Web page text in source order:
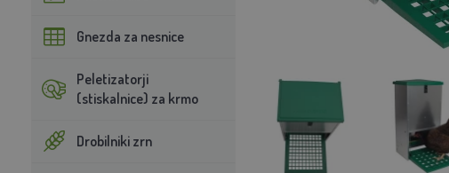
Gnezda za nesnice
Peletizatorji
(stiskalnice) za krmo
Drobilniki zrn